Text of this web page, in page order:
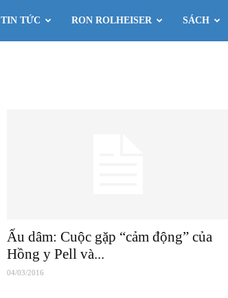
TIN TỨC RON ROLHEISER SÁCH
Ấu dâm: Cuộc gặp “cảm động” của
Hồng y Pell và...
04/03/2016